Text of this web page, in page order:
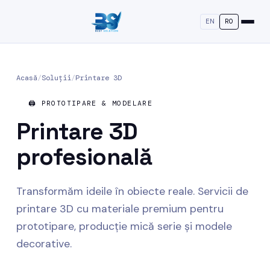
EN RO
Acasă/Soluții/Printare 3D
🖨️ PROTOTIPARE & MODELARE
Printare 3D
profesională
Transformăm ideile în obiecte reale. Servicii de
printare 3D cu materiale premium pentru
prototipare, producție mică serie și modele
decorative.